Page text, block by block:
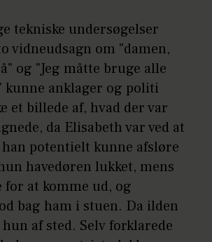
tekniske undersøgelser
vidneudsagn om "damen,
og "Jeg måtte bruge alle
anklager og politi
et billede af, hvad der var
da Elisabeth var ved at
potentielt kunne afsløre
havedøren lukket, mens
for at komme ud, og
bag ham i stuen. Da ilden
af sted. Selv forklarede